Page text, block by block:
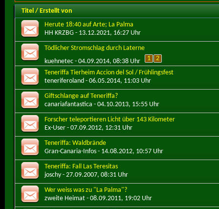
Titel / Erstellt von
Herute 18:40 auf Arte; La Palma
HH KRZBG - 13.12.2021, 16:27 Uhr
Tödlicher Stromschlag durch Laterne
kuehnetec - 04.09.2014, 08:38 Uhr 1
2
Teneriffa Tierheim Accion del Sol / Frühlingsfest
teneriferoland - 06.05.2014, 11:03 Uhr
Giftschlange auf Teneriffa?
canariafantastica - 04.10.2013, 15:55 Uhr
Forscher teleportieren Licht über 143 Kilometer
Ex-User - 07.09.2012, 12:31 Uhr
Teneriffa: Waldbrände
Gran-Canaria-Infos - 14.08.2012, 10:57 Uhr
Teneriffa: Fall Las Teresitas
joschy - 27.09.2007, 08:31 Uhr
Wer weiss was zu "La Palma"?
zweite Heimat - 08.09.2011, 19:02 Uhr